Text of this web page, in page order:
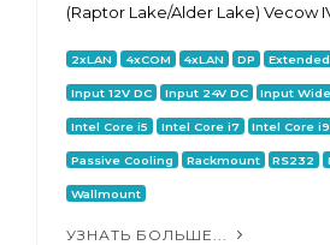
(Raptor Lake/Alder Lake) Vecow
2xLAN 4xCOM 4xLAN DP
Input 12V DC Input 24V DC Input
Intel Core i5 Intel Core i7 Intel Core i9
Passive Cooling Rackmount RS232
Wallmount
УЗНАТЬ БОЛЬШЕ...